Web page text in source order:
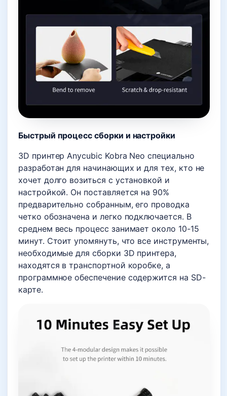
Быстрый процесс сборки и настройки
3D принтер Anycubic Kobra Neo специально
разработан для начинающих и для тех, кто не
хочет долго возиться с установкой и
настройкой. Он поставляется на 90%
предварительно собранным, его проводка
четко обозначена и легко подключается. В
среднем весь процесс занимает около 10-15
минут. Стоит упомянуть, что все инструменты,
необходимые для сборки 3D принтера,
находятся в транспортной коробке, а
программное обеспечение содержится на SD-
карте.